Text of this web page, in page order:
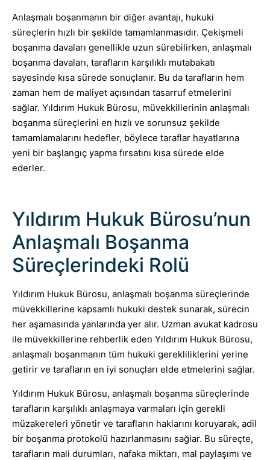
Anlaşmalı boşanmanın bir diğer avantajı, hukuki
süreçlerin hızlı bir şekilde tamamlanmasıdır. Çekişmeli
boşanma davaları genellikle uzun sürebilirken, anlaşmalı
boşanma davaları, tarafların karşılıklı mutabakatı
sayesinde kısa sürede sonuçlanır. Bu da tarafların hem
zaman hem de maliyet açısından tasarruf etmelerini
sağlar. Yıldırım Hukuk Bürosu, müvekkillerinin anlaşmalı
boşanma süreçlerini en hızlı ve sorunsuz şekilde
tamamlamalarını hedefler, böylece taraflar hayatlarına
yeni bir başlangıç yapma fırsatını kısa sürede elde
ederler.
Yıldırım Hukuk Bürosu’nun
Anlaşmalı Boşanma
Süreçlerindeki Rolü
Yıldırım Hukuk Bürosu, anlaşmalı boşanma süreçlerinde
müvekkillerine kapsamlı hukuki destek sunarak, sürecin
her aşamasında yanlarında yer alır. Uzman avukat kadrosu
ile müvekkillerine rehberlik eden Yıldırım Hukuk Bürosu,
anlaşmalı boşanmanın tüm hukuki gerekliliklerini yerine
getirir ve tarafların en iyi sonuçları elde etmelerini sağlar.
Yıldırım Hukuk Bürosu, anlaşmalı boşanma süreçlerinde
tarafların karşılıklı anlaşmaya varmaları için gerekli
müzakereleri yönetir ve tarafların haklarını koruyarak, adil
bir boşanma protokolü hazırlanmasını sağlar. Bu süreçte,
tarafların mali durumları, nafaka miktarı, mal paylaşımı ve